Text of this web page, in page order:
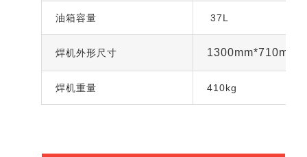
油箱容量 37L
焊机外形尺寸
焊机重量 410kg